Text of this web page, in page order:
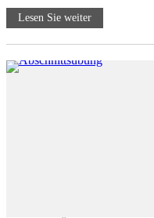
Lesen Sie weiter